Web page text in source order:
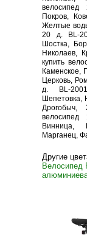
Покров,
Желтые
20 д. BL-
Шостка,
Николаев,
купить
Каменское,
Церковь,
д. BL-
Шепетовка,
Дрогобыч,
Винница,
Марганец,
Другие
Велосипед